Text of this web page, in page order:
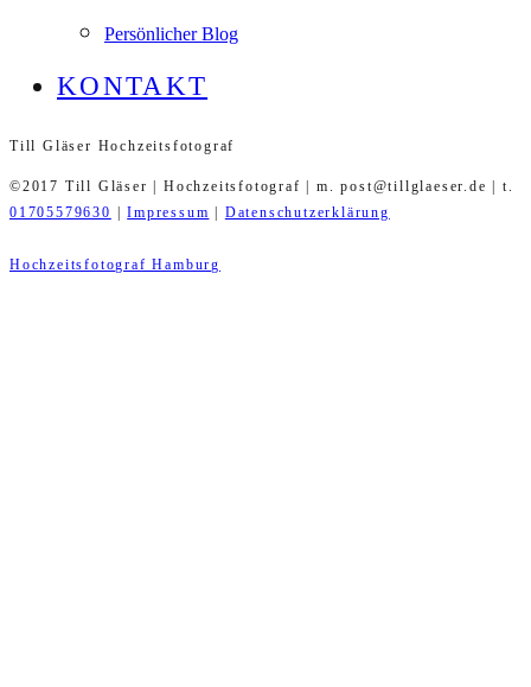
Persönlicher Blog
KONTAKT
Till Gläser Hochzeitsfotograf
©2017 Till Gläser | Hochzeitsfotograf | m. post@tillglaeser.de | t.
01705579630
|Impressum Datenschutzerklärung
Hochzeitsfotograf Hamburg